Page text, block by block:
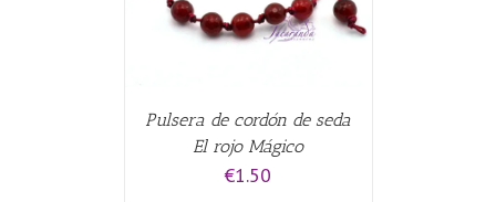
Pulsera de cordón de seda
El rojo Mágico
€1.50